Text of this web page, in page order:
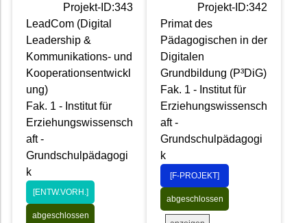
Projekt-ID:343
LeadCom (Digital
Leadership &
Kommunikations- und
Kooperationsentwickl
ung)
Fak. 1 - Institut für
Erziehungswissensch
aft -
Grundschulpädagogi
k
[ENTW.VORH.]
abgeschlossen
Projekt-ID:342
Primat des
Pädagogischen in der
Digitalen
Grundbildung (P³DiG)
Fak. 1 - Institut für
Erziehungswissensch
aft -
Grundschulpädagogi
k
[F-PROJEKT]
abgeschlossen